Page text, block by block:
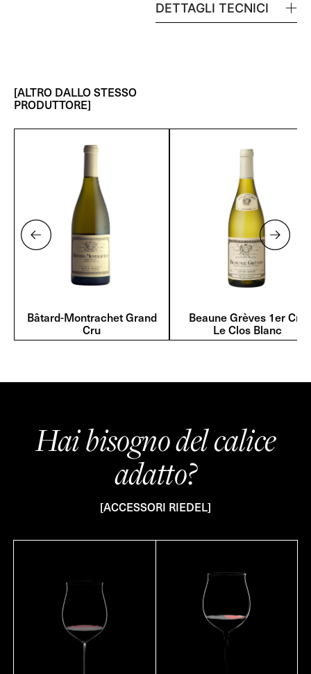
DETTAGLI TECNICI
[ALTRO DALLO STESSO
PRODUTTORE]
Bâtard-Montrachet Grand
Cru
Beaune Grèves 1er Cru
Le Clos Blanc
Hai bisogno del calice
adatto?
[ACCESSORI RIEDEL]